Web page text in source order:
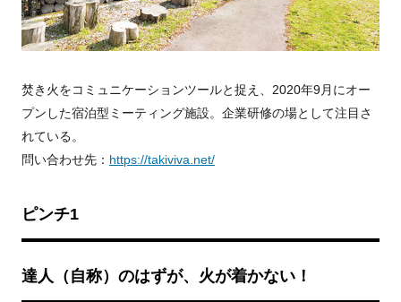
焚き火をコミュニケーションツールと捉え、2020年9月にオー
プンした宿泊型ミーティング施設。企業研修の場として注目さ
れている。
問い合わせ先： https://takiviva.net/
ピンチ1
達人（自称）のはずが、火が着かない！